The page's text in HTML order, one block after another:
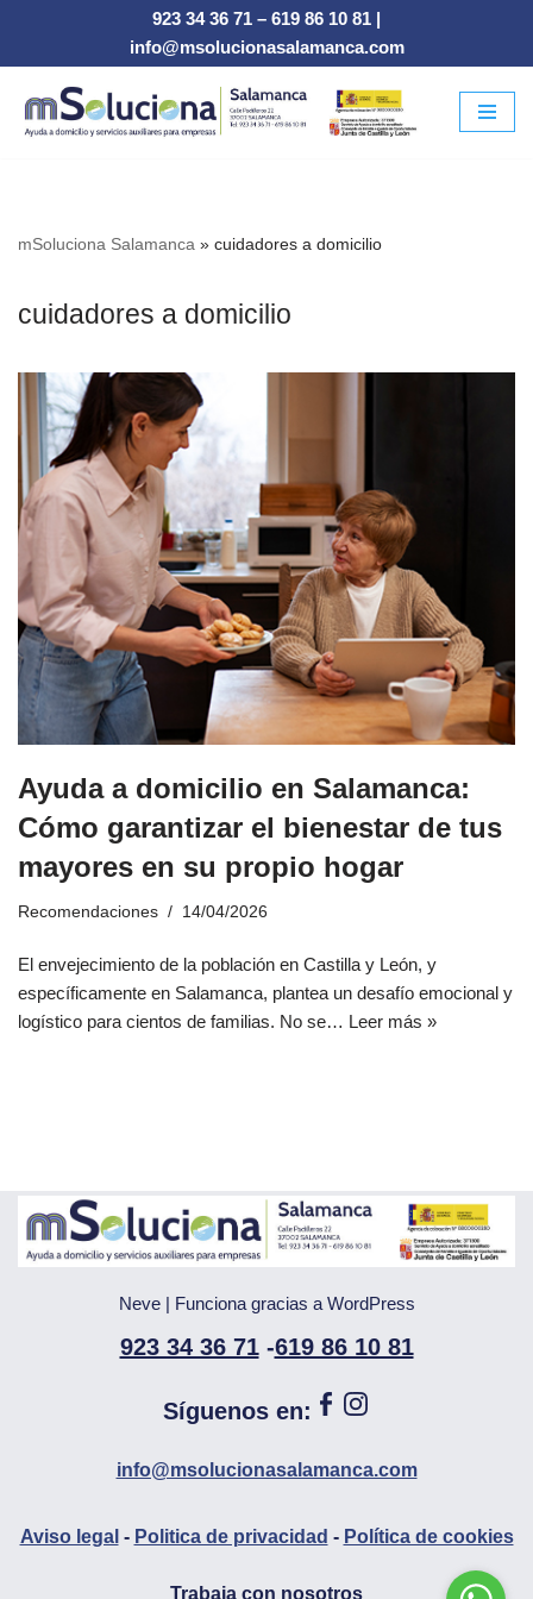
Saltar
contenido
923 34 36 71 – 619 86 10 81 |
info@msolucionasalamanca.com
mSoluciona Salamanca » cuidadores a domicilio
cuidadores a domicilio
Ayuda a domicilio en Salamanca:
Cómo garantizar el bienestar de tus
mayores en su propio hogar
Recomendaciones 14/04/2026
El envejecimiento de la población en Castilla y León, y
específicamente en Salamanca, plantea un desafío emocional y
logístico para cientos de familias. No se… Leer más »
Neve| Funciona gracias aWordPress
923 34 36 71-619 86 10 81
Síguenos en:
info@msolucionasalamanca.com
Aviso legal - Politica de privacidad - Política de cookies
Trabaja con nosotros